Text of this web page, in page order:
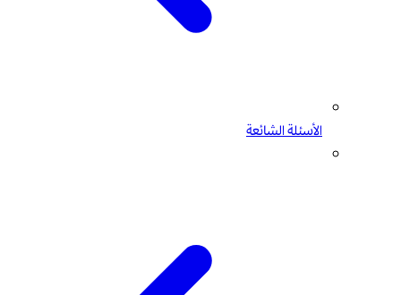
الأسئلة الشائعة